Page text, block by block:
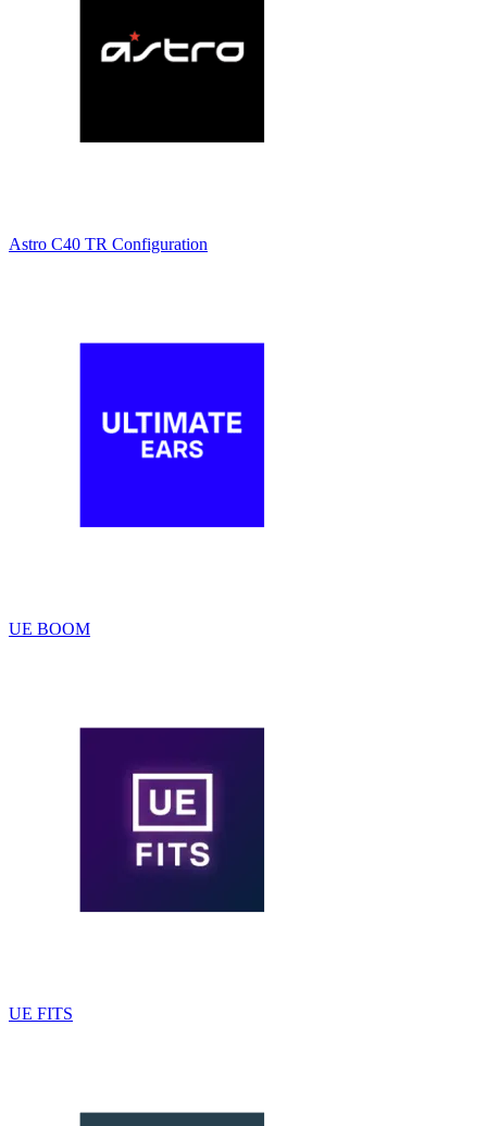
Astro C40 TR Configuration
UE BOOM
UE FITS